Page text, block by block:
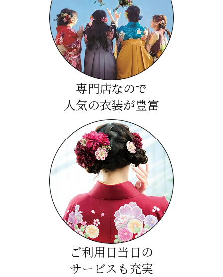
専門店なので
人気の衣装が豊富
ご利用日当日の
サービスも充実